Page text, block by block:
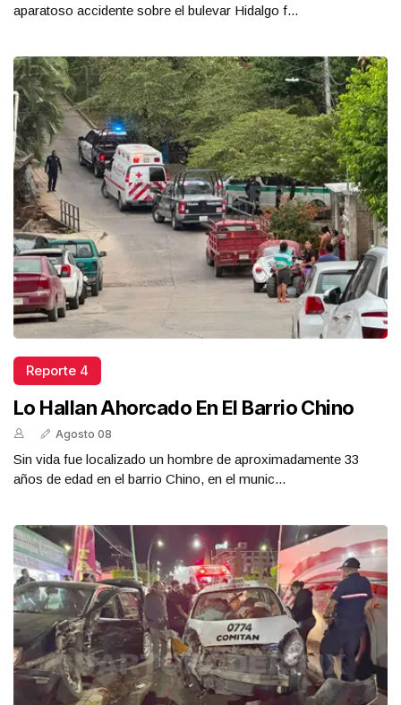
aparatoso accidente sobre el bulevar Hidalgo f...
Reporte 4
Lo Hallan Ahorcado En El Barrio Chino
Agosto 08
Sin vida fue localizado un hombre de aproximadamente 33
años de edad en el barrio Chino, en el munic...